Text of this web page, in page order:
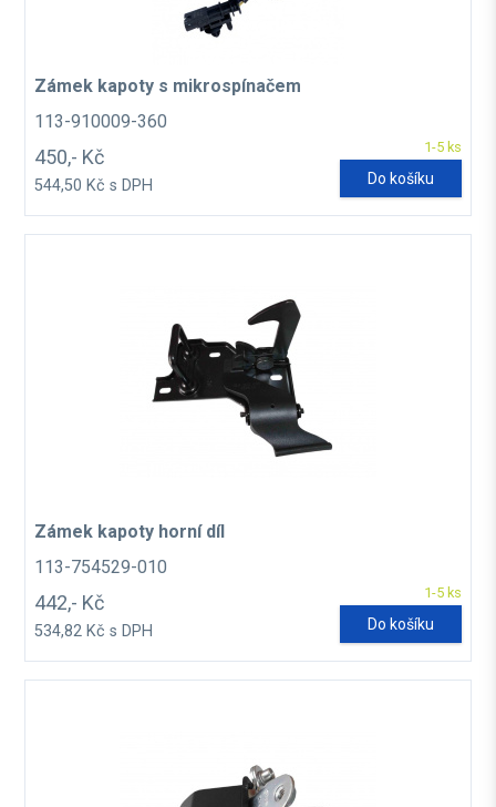
Zámek kapoty s mikrospínačem
113-910009-360
1-5 ks
450,- Kč
544,50 Kč s DPH Do košíku
Zámek kapoty horní díl
113-754529-010
1-5 ks
442,- Kč
534,82 Kč s DPH Do košíku